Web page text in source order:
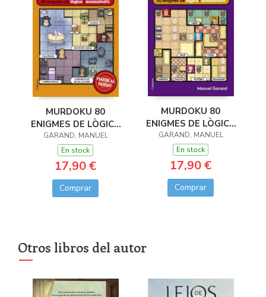
MURDOKU 80
ENIGMES DE LÒGICA
I ASSASSINATS
GARAND, MANUEL
En stock
17,90 €
Comprar
MURDOKU 80
ENIGMES DE LÒGICA
I ASSASINATS
GARAND, MANUEL
En stock
17,90 €
Comprar
Otros libros del autor